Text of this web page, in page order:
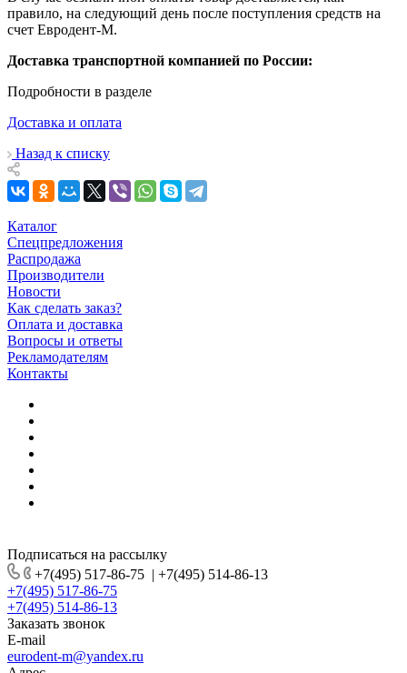
правило, на следующий день после поступления средств на
счет Евродент-М.
Доставка транспортной компанией по России:
Подробности в разделе
Доставка и оплата
Назад к списку
Каталог
Спецпредложения
Распродажа
Производители
Новости
Как сделать заказ?
Оплата и доставка
Вопросы и ответы
Рекламодателям
Контакты
Подписаться на рассылку
+7(495) 517-86-75 | +7(495) 514-86-13
+7(495) 517-86-75
+7(495) 514-86-13
Заказать звонок
E-mail
eurodent-m@yandex.ru